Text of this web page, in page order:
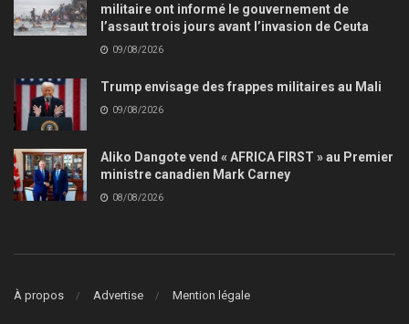
militaire ont informé le gouvernement de
l’assaut trois jours avant l’invasion de Ceuta
09/08/2026
Trump envisage des frappes militaires au Mali
09/08/2026
Aliko Dangote vend « AFRICA FIRST » au Premier
ministre canadien Mark Carney
08/08/2026
À propos Advertise Mention légale